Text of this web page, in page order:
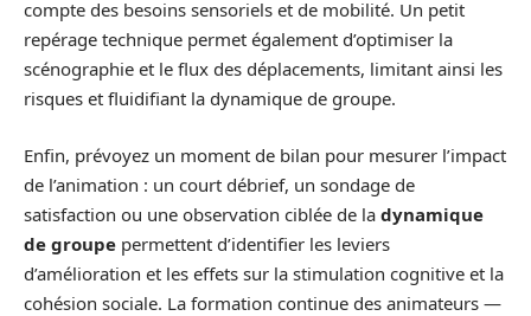
compte des besoins sensoriels et de mobilité. Un petit
repérage technique permet également d’optimiser la
scénographie et le flux des déplacements, limitant ainsi les
risques et fluidifiant la dynamique de groupe.
Enfin, prévoyez un moment de bilan pour mesurer l’impact
de l’animation : un court débrief, un sondage de
satisfaction ou une observation ciblée de la dynamique
de groupe permettent d’identifier les leviers
d’amélioration et les effets sur la stimulation cognitive et la
cohésion sociale. La formation continue des animateurs —